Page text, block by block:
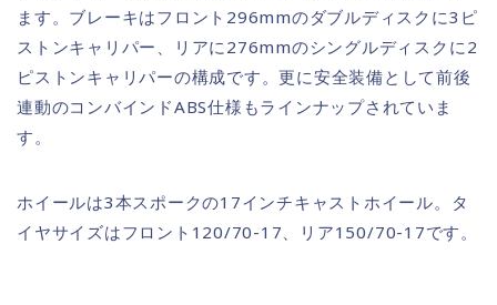
ます。ブレーキはフロント296mmのダブルディスクに3ピ
ストンキャリパー、リアに276mmのシングルディスクに2
ピストンキャリパーの構成です。更に安全装備として前後
連動のコンバインドABS仕様もラインナップされていま
す。
ホイールは3本スポークの17インチキャストホイール。タ
イヤサイズはフロント120/70-17、リア150/70-17です。